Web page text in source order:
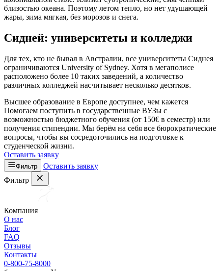
близостью океана. Поэтому летом тепло, но нет удушающей
жары, зима мягкая, без морозов и снега.
Сидней: университеты и колледжи
Для тех, кто не бывал в Австралии, все университеты Сиднея
ограничиваются University of Sydney. Хотя в мегаполисе
расположено более 10 таких заведений, а количество
различных колледжей насчитывает несколько десятков.
Высшее образование в Европе доступнее, чем кажется
Помогаем поступить в государственные ВУЗы с
возможностью бюджетного обучения (от 150€ в семестр) или
получения стипендии. Мы берём на себя все бюрократические
вопросы, чтобы вы сосредоточились на подготовке к
студенческой жизни.
Оставить заявку
Фильтр
Оставить заявку
Фильтр
Компания
О нас
Блог
FAQ
Отзывы
Контакты
0-800-75-8000